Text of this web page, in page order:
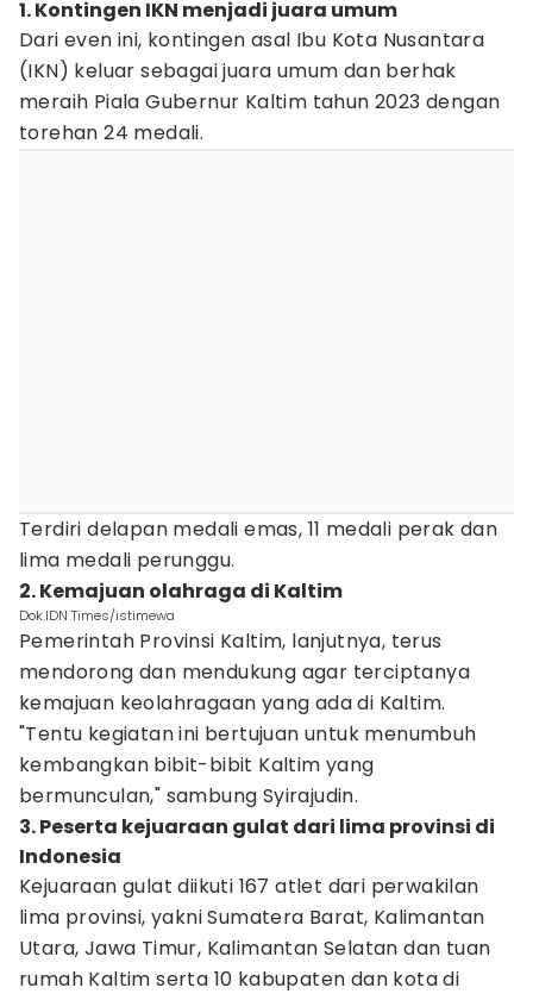
1. Kontingen IKN menjadi juara umum
Dari even ini, kontingen asal Ibu Kota Nusantara
(IKN) keluar sebagai juara umum dan berhak
meraih Piala Gubernur Kaltim tahun 2023 dengan
torehan 24 medali.
Terdiri delapan medali emas, 11 medali perak dan
lima medali perunggu.
2. Kemajuan olahraga di Kaltim
Dok.IDN Times/istimewa
Pemerintah Provinsi Kaltim, lanjutnya, terus
mendorong dan mendukung agar terciptanya
kemajuan keolahragaan yang ada di Kaltim.
"Tentu kegiatan ini bertujuan untuk menumbuh
kembangkan bibit-bibit Kaltim yang
bermunculan," sambung Syirajudin.
3. Peserta kejuaraan gulat dari lima provinsi di
Indonesia
Kejuaraan gulat diikuti 167 atlet dari perwakilan
lima provinsi, yakni Sumatera Barat, Kalimantan
Utara, Jawa Timur, Kalimantan Selatan dan tuan
rumah Kaltim serta 10 kabupaten dan kota di